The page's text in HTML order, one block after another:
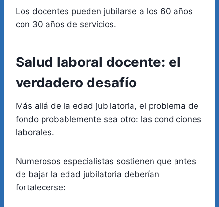
Los docentes pueden jubilarse a los 60 años
con 30 años de servicios.
Salud laboral docente: el
verdadero desafío
Más allá de la edad jubilatoria, el problema de
fondo probablemente sea otro: las condiciones
laborales.
Numerosos especialistas sostienen que antes
de bajar la edad jubilatoria deberían
fortalecerse: